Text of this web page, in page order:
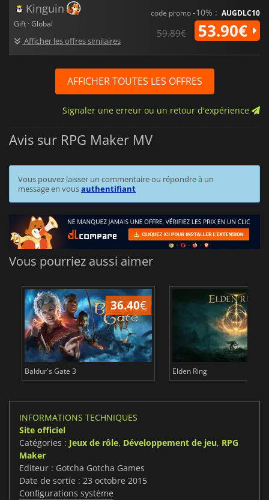
Kinguin
Gift · Global
Afficher les offres similaires
code promo-10% : AUGDLC10
59.89€ 53.90€
AFFICHER TOUTES LES OFFRES
Signaler une erreur ou un retour d'expérience
Avis sur RPG Maker MV
Vous pouvez laisser un commentaire ou répondre à un
message en vousauthentifiant
Vous pourriez aussi aimer
36.40€
Baldur's Gate 3 Elden Ring
INFORMATIONS TECHNIQUES
Site officiel
Catégories : Jeux de rôle, Développement de jeu, RPG
Maker
Editeur : Gotcha Gotcha Games
Date de sortie : 23 octobre 2015
Configurations système